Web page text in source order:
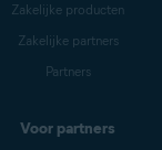
Zakelijke producten
Zakelijke partners
Partners
Voor partners